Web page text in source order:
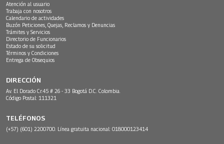
Atención al usuario
Trabaja con nosotros
Calendario de actividades
Buzón Peticiones, Quejas, Reclamos y Denuncias
Trámites y Servicios
Directorio de Funcionarios
Estado de su solicitud
Términos y Condiciones
Entrega de Obsequios
DIRECCIÓN
Av. El Dorado Cr.45 # 26 - 33 Bogotá D.C. Colombia.
Código Postal: 111321
TELÉFONOS
(+57) (601) 2200700. Línea gratuita nacional: 018000123414